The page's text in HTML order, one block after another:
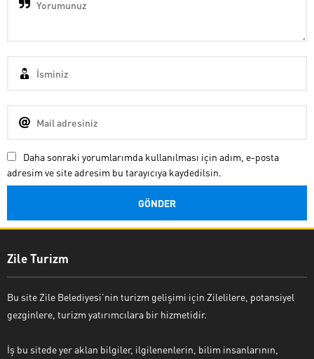
Daha sonraki yorumlarımda kullanılması için adım, e-posta
adresim ve site adresim bu tarayıcıya kaydedilsin.
Zile Turizm
Bu site Zile Belediyesi’nin turizm gelişimi için Zilelilere, potansiyel
gezginlere, turizm yatırımcılara bir hizmetidir.
İş bu sitede yer aklan bilgiler, ilgilenenlerin, bilim insanlarının,